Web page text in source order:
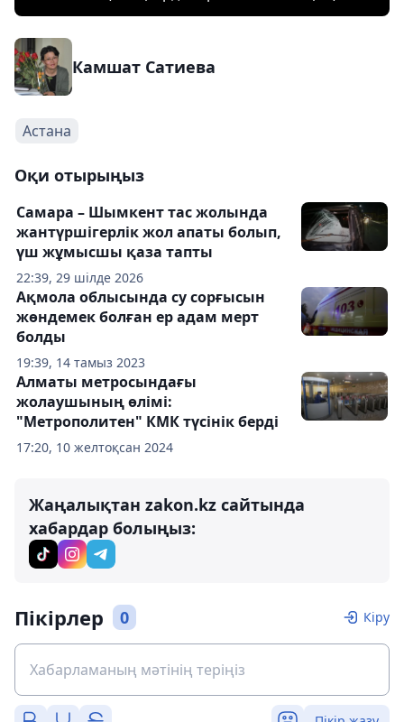
Камшат Сатиева
Астана
Оқи отырыңыз
22:39, 29 шілде 2026
Самара – Шымкент тас жолында
жантүршігерлік жол апаты болып,
үш жұмысшы қаза тапты
19:39, 14 тамыз 2023
Ақмола облысында су сорғысын
жөндемек болған ер адам мерт
болды
17:20, 10 желтоқсан 2024
Алматы метросындағы
жолаушының өлімі:
"Метрополитен" КМК түсінік берді
Жаңалықтан zakon.kz сайтында
хабардар болыңыз:
Пікірлер 0 Кіру